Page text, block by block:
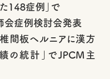
148症例」で
例検討会発表
間板ヘルニアに漢方
の統計」でJPCM主